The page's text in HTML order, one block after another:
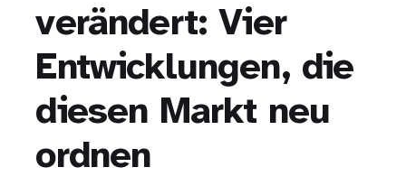
verändert: Vier
Entwicklungen, die
diesen Markt neu
ordnen